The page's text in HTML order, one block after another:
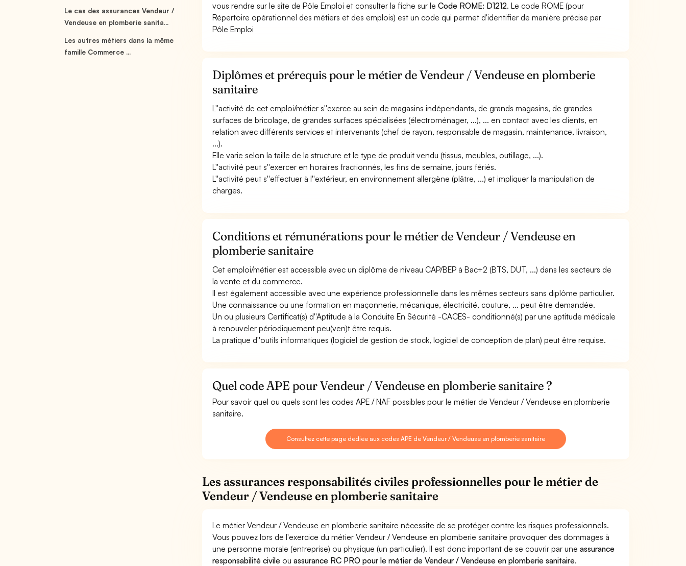
Le cas des assurances Vendeur /
Vendeuse en plomberie sanita...
Les autres métiers dans la même
famille Commerce ...
vous rendre sur le site de Pôle Emploi et consulter la fiche sur leCode ROME: D1212. Le code ROME (pour
Répertoire opérationnel des métiers et des emplois) est un code qui permet d'identifier de manière précise par
Pôle Emploi
Diplômes et prérequis pour le métier de Vendeur / Vendeuse en plomberie
sanitaire
L''activité de cet emploi/métier s''exerce au sein de magasins indépendants, de grands magasins, de grandes
surfaces de bricolage, de grandes surfaces spécialisées (électroménager, ...), ... en contact avec les clients, en
relation avec différents services et intervenants (chef de rayon, responsable de magasin, maintenance, livraison,
...).
Elle varie selon la taille de la structure et le type de produit vendu (tissus, meubles, outillage, ...).
L''activité peut s''exercer en horaires fractionnés, les fins de semaine, jours fériés.
L''activité peut s''effectuer à l''extérieur, en environnement allergène (plâtre, ...) et impliquer la manipulation de
charges.
Conditions et rémunérations pour le métier de Vendeur / Vendeuse en
plomberie sanitaire
Cet emploi/métier est accessible avec un diplôme de niveau CAP/BEP à Bac+2 (BTS, DUT, ...) dans les secteurs de
la vente et du commerce.
Il est également accessible avec une expérience professionnelle dans les mêmes secteurs sans diplôme particulier.
Une connaissance ou une formation en maçonnerie, mécanique, électricité, couture, ... peut être demandée.
Un ou plusieurs Certificat(s) d''Aptitude à la Conduite En Sécurité -CACES- conditionné(s) par une aptitude médicale
à renouveler périodiquement peu(ven)t être requis.
La pratique d''outils informatiques (logiciel de gestion de stock, logiciel de conception de plan) peut être requise.
Quel code APE pour Vendeur / Vendeuse en plomberie sanitaire ?
Pour savoir quel ou quels sont les codes APE / NAF possibles pour le métier de Vendeur / Vendeuse en plomberie
sanitaire.
Consultez cette page dédiée aux codes APE de Vendeur / Vendeuse en plomberie sanitaire
Les assurances responsabilités civiles professionnelles pour le métier de
Vendeur / Vendeuse en plomberie sanitaire
Le métier Vendeur / Vendeuse en plomberie sanitaire nécessite de se protéger contre les risques professionnels.
Vous pouvez lors de l'exercice du métier Vendeur / Vendeuse en plomberie sanitaire provoquer des dommages à
une personne morale (entreprise) ou physique (un particulier). Il est donc important de se couvrir par uneassurance
responsabilité civile ouassurance RC PRO pour le métier de Vendeur / Vendeuse en plomberie sanitaire.